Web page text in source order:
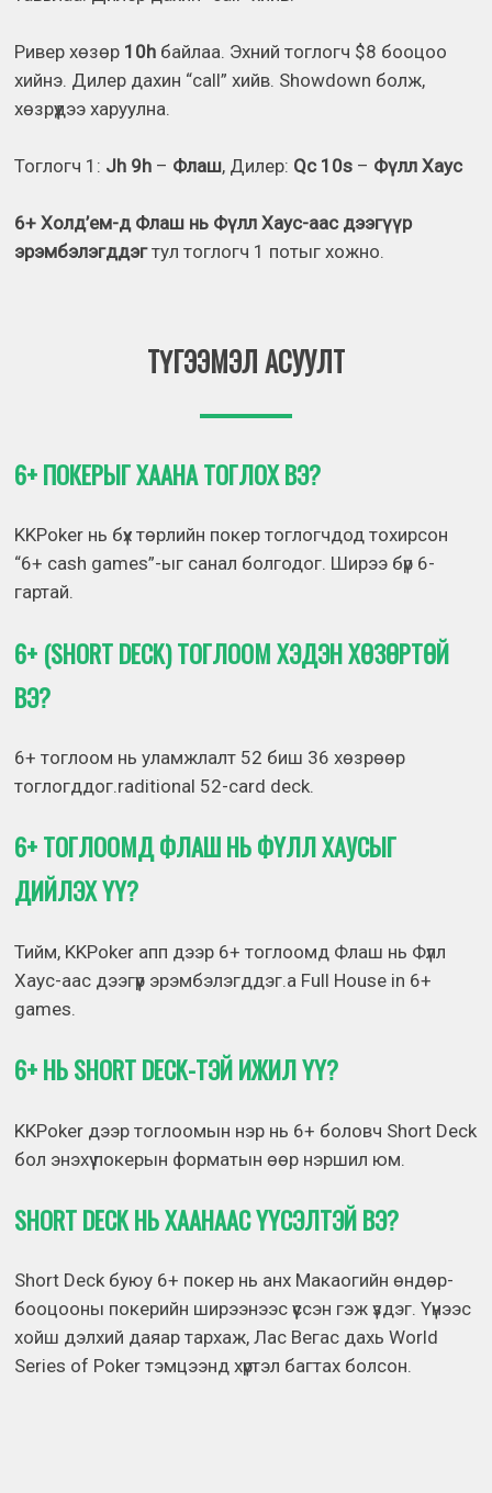
Ривер хөзөр 10h байлаа. Эхний тоглогч $8 бооцоо
хийнэ. Дилер дахин “call” хийв. Showdown болж,
хөзрүүдээ харуулна.
Тоглогч 1: Jh 9h – Флаш, Дилер: Qc 10s – Фүлл Хаус
6+ Холд’ем-д Флаш нь Фүлл Хаус-аас дээгүүр
эрэмбэлэгддэгтул тоглогч 1 потыг хожно.
ТҮГЭЭМЭЛ АСУУЛТ
6+ ПОКЕРЫГ ХААНА ТОГЛОХ ВЭ?
KKPoker нь бүх төрлийн покер тоглогчдод тохирсон
“6+ cash games”-ыг санал болгодог. Ширээ бүр 6-
гартай.
6+ (SHORT DECK) ТОГЛООМ ХЭДЭН ХӨЗӨРТӨЙ
ВЭ?
6+ тоглоом нь уламжлалт 52 биш 36 хөзрөөр
тоглогддог.raditional 52-card deck.
6+ ТОГЛООМД ФЛАШ НЬ ФҮЛЛ ХАУСЫГ
ДИЙЛЭХ ҮҮ?
Тийм, KKPoker апп дээр 6+ тоглоомд Флаш нь Фүлл
Хаус-аас дээгүүр эрэмбэлэгддэг.a Full House in 6+
games.
6+ НЬ SHORT DECK-ТЭЙ ИЖИЛ ҮҮ?
KKPoker дээр тоглоомын нэр нь 6+ боловч Short Deck
бол энэхүү покерын форматын өөр нэршил юм.
SHORT DECK НЬ ХААНААС ҮҮСЭЛТЭЙ ВЭ?
Short Deck буюу 6+ покер нь анх Макаогийн өндөр-
бооцооны покерийн ширээнээс үүссэн гэж үздэг. Үүнээс
хойш дэлхий даяар тархаж, Лас Вегас дахь World
Series of Poker тэмцээнд хүртэл багтах болсон.